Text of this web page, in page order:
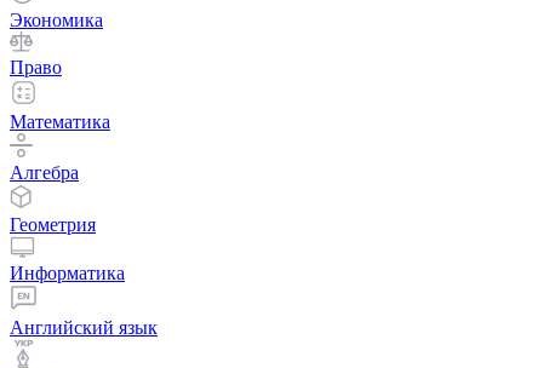
Экономика
Право
Математика
Алгебра
Геометрия
Информатика
Английский язык